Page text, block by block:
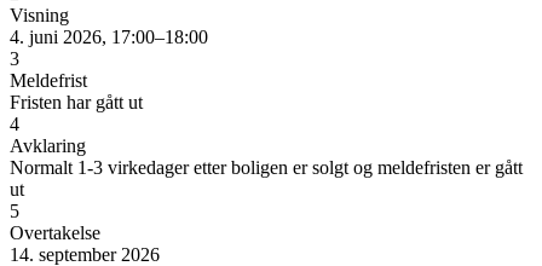
Visning
4. juni 2026, 17:00–18:00
3
Meldefrist
Fristen har gått ut
4
Avklaring
Normalt 1-3 virkedager etter boligen er solgt og meldefristen er gått
ut
5
Overtakelse
14. september 2026